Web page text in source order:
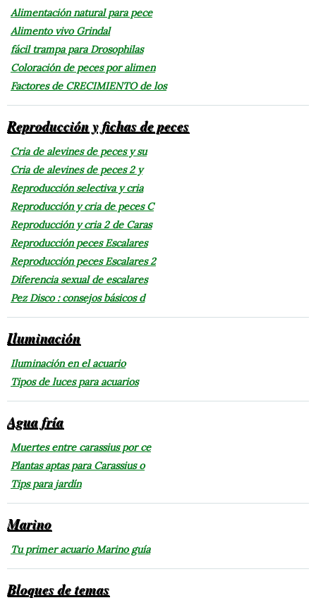
Alimentación natural para pece
Alimento vivo Grindal
fácil trampa para Drosophilas
Coloración de peces por alimen
Factores de CRECIMIENTO de los
Reproducción y fichas de peces
Cria de alevines de peces y su
Cria de alevines de peces 2 y
Reproducción selectiva y cria
Reproducción y cria de peces C
Reproducción y cria 2 de Caras
Reproducción peces Escalares
Reproducción peces Escalares 2
Diferencia sexual de escalares
Pez Disco : consejos básicos d
Iluminación
Iluminación en el acuario
Tipos de luces para acuarios
Agua fría
Muertes entre carassius por ce
Plantas aptas para Carassius o
Tips para jardín
Marino
Tu primer acuario Marino guía
Bloques de temas